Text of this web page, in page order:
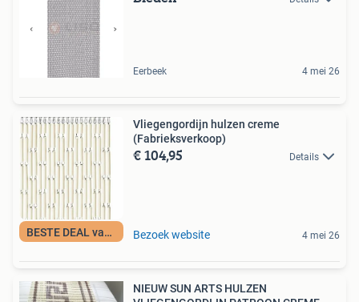
Eerbeek 4 mei 26
BESTE DEAL vandaag
Vliegengordijn hulzen creme
(Fabrieksverkoop)
€ 104,95 Details
Bezoek website 4 mei 26
NIEUW SUN ARTS HULZEN